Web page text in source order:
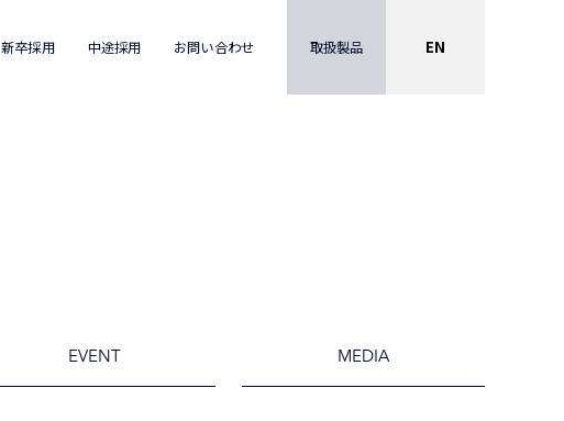
新卒採用 中途採用 お問い合わせ 取扱製品 EN
EVENT MEDIA